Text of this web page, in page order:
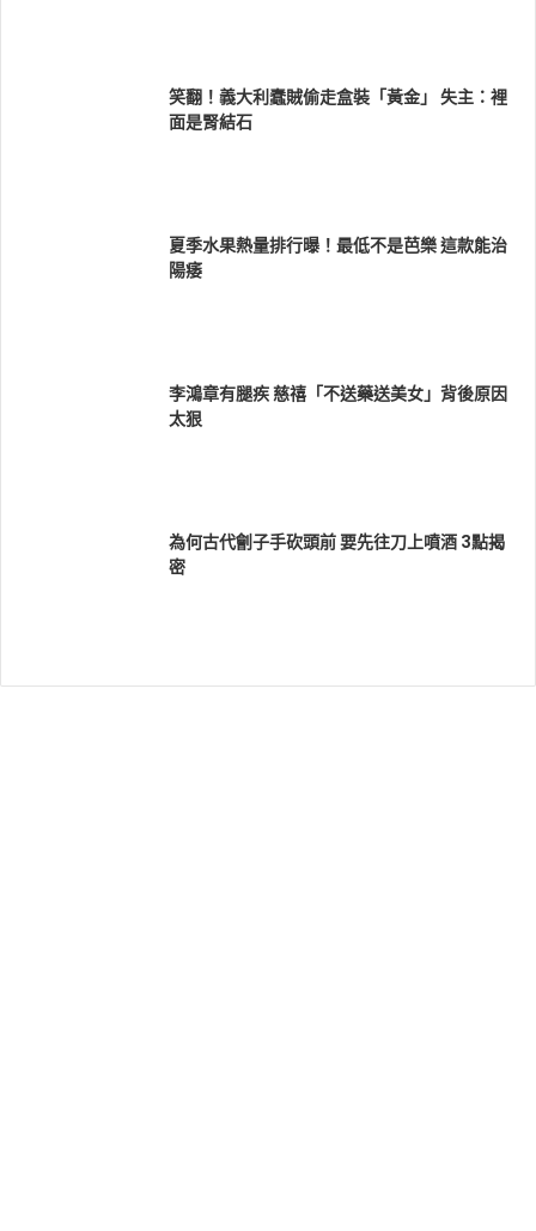
笑翻！義大利蠢賊偷走盒裝「黃金」 失主：裡
面是腎結石
夏季水果熱量排行曝！最低不是芭樂 這款能治
陽痿
李鴻章有腿疾 慈禧「不送藥送美女」背後原因
太狠
為何古代劊子手砍頭前 要先往刀上噴酒 3點揭
密